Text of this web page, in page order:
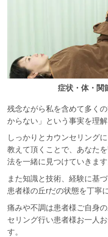
症状・体・関
残念ながら私を含めて多く
からない」という事実を理解
しっかりとカウンセリング
教えて頂くことで、あなた
法を一緒に見つけていきます
また知識と技術、経験に基
患者様の丘rだの状態を丁寧
痛みや不調は患者様ご自身
セリング行い患者様お一人
す。